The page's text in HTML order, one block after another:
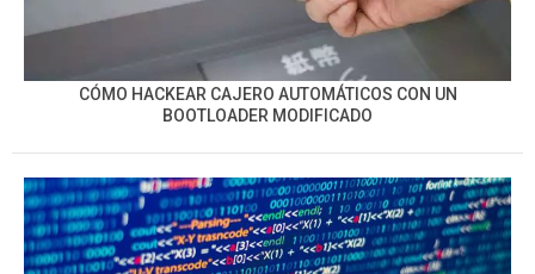
CÓMO HACKEAR CAJERO AUTOMÁTICOS CON UN
BOOTLOADER MODIFICADO